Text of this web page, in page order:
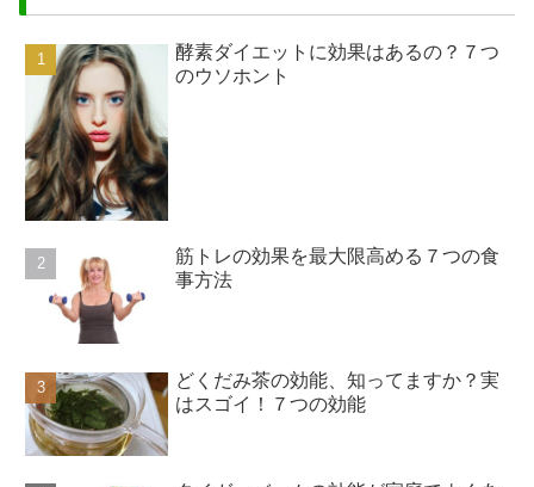
酵素ダイエットに効果はあるの？７つ
のウソホント
筋トレの効果を最大限高める７つの食
事方法
どくだみ茶の効能、知ってますか？実
はスゴイ！７つの効能